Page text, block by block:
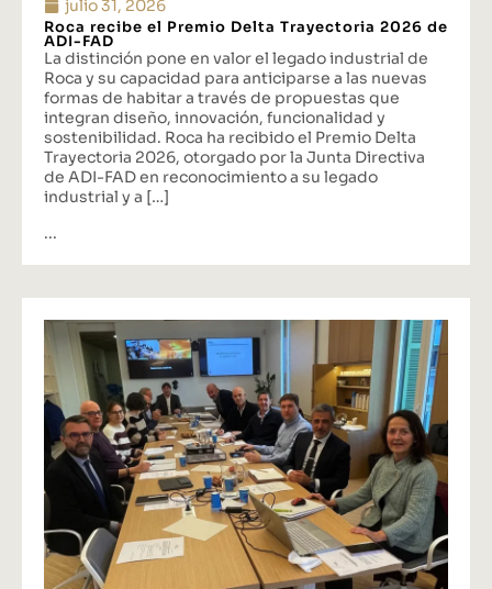
julio 31, 2026
Roca recibe el Premio Delta Trayectoria 2026 de
ADI-FAD
La distinción pone en valor el legado industrial de
Roca y su capacidad para anticiparse a las nuevas
formas de habitar a través de propuestas que
integran diseño, innovación, funcionalidad y
sostenibilidad. Roca ha recibido el Premio Delta
Trayectoria 2026, otorgado por la Junta Directiva
de ADI-FAD en reconocimiento a su legado
industrial y a […]
...